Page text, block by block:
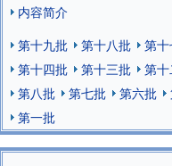
内容简介
第十九批
第十八批 第
第十四批
第十三批 第
第八批
第七批 第六批
第一批